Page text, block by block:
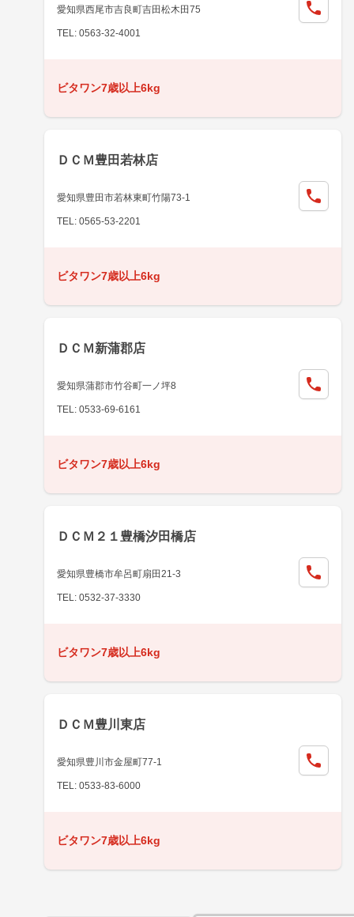
愛知県西尾市吉良町吉田松木田75
TEL: 0563-32-4001
ビタワン7歳以上6kg
ＤＣＭ豊田若林店
愛知県豊田市若林東町竹陽73-1
TEL: 0565-53-2201
ビタワン7歳以上6kg
ＤＣＭ新蒲郡店
愛知県蒲郡市竹谷町一ノ坪8
TEL: 0533-69-6161
ビタワン7歳以上6kg
ＤＣＭ２１豊橋汐田橋店
愛知県豊橋市牟呂町扇田21-3
TEL: 0532-37-3330
ビタワン7歳以上6kg
ＤＣＭ豊川東店
愛知県豊川市金屋町77-1
TEL: 0533-83-6000
ビタワン7歳以上6kg